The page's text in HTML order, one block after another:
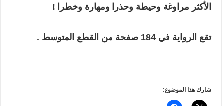
الأكثر مراوغة وحيطة وحذرا ومهارة وخطرا !
تقع الرواية في184 صفحة من القطع المتوسط .
شارك هذا الموضوع: